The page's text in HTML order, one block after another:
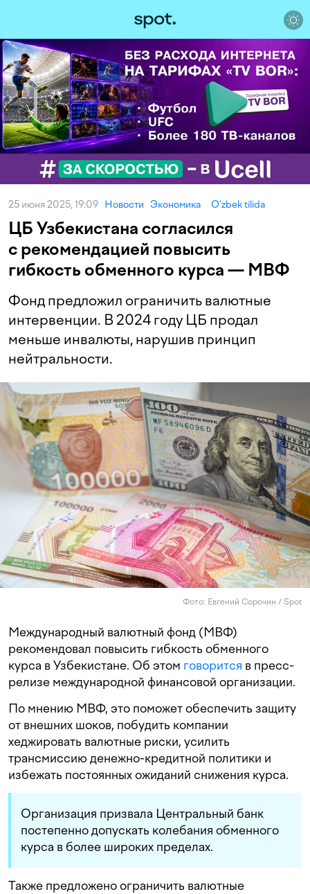
25 июня 2025, 19:09 Новости Экономика O‘zbek tilida
ЦБ Узбекистана согласился
с рекомендацией повысить
гибкость обменного курса — МВФ
Фонд предложил ограничить валютные
интервенции. В 2024 году ЦБ продал
меньше инвалюты, нарушив принцип
нейтральности.
Фото: Евгений Сорочин / Spot
Международный валютный фонд (МВФ)
рекомендовал повысить гибкость обменного
курса в Узбекистане. Об этом говорится в пресс-
релизе международной финансовой организации.
По мнению МВФ, это поможет обеспечить защиту
от внешних шоков, побудить компании
хеджировать валютные риски, усилить
трансмиссиюденежно-кредитной политики и
избежать постоянныхожиданий снижения курса.
Организация призвала Центральный банк
постепеннодопускать колебания обменного
курса в более широких пределах.
Также предложено ограничить валютные